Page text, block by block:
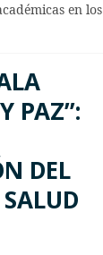
en los
PAZ”:
DEL